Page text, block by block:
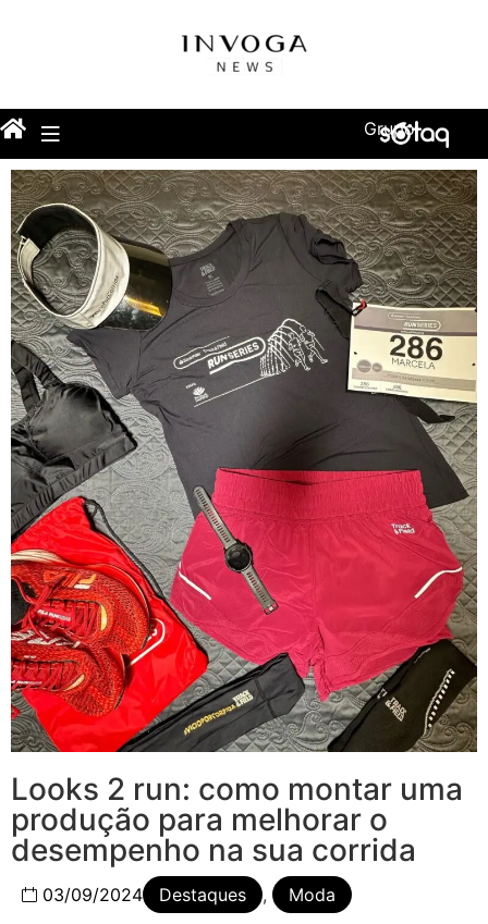
Grupo
Looks 2 run: como montar uma
produção para melhorar o
desempenho na sua corrida
03/09/2024 Destaques ,
Moda